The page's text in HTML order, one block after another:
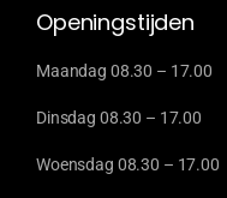
Openingstijden
Maandag 08.30 – 17.00
Dinsdag 08.30 – 17.00
Woensdag 08.30 – 17.00